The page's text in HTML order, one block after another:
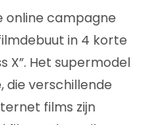
online campagne
in 4 korte
X”. Het supermodel
die verschillende
films zijn